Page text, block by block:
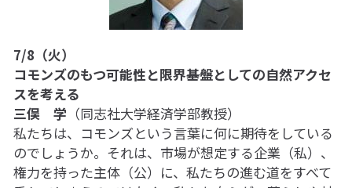
7/8（火）
コモンズのもつ可能性と限界――基盤としての自然アクセ
スを考える
三俣　学 （同志社大学経済学部教授）
私たちは、コモンズという言葉に何に期待をしている
のでしょうか。それは、市場が想定する企業（私）、
権力を持った主体（公）に、私たちの進む道をすべて